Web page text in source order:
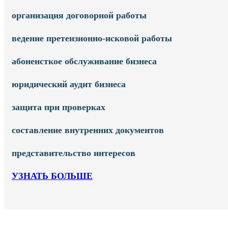
организация договорной работы
ведение претензионно-исковой работы
абоненсткое обслуживание бизнеса
юридический аудит бизнеса
защита при проверках
составление внутренних документов
представительство интересов
УЗНАТЬ БОЛЬШЕ